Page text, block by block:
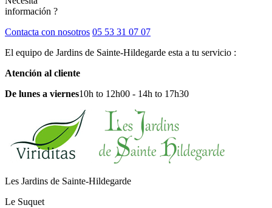
información ?
Contacta con nosotros 05 53 31 07 07
El equipo de Jardins de Sainte-Hildegarde esta a tu servicio :
Atención al cliente
De lunes a viernes10h to 12h00 - 14h to 17h30
Les Jardins de Sainte-Hildegarde
Le Suquet